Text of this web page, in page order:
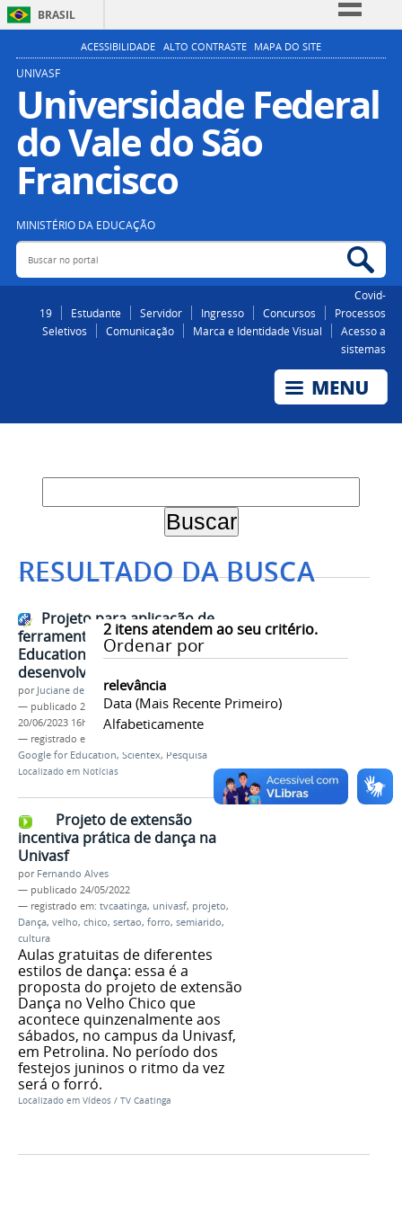
BRASIL
Simplifique!
Participe
Acesso à informação
Legislação
ACESSIBILIDADE ALTO CONTRASTE MAPA DO SITE
UNIVASF
Universidade Federal
do Vale do São
Francisco
MINISTÉRIO DA EDUCAÇÃO
Buscar no portal
Covid-
19
Estudante Servidor Ingresso Concursos
Processos
Seletivos
Comunicação Marca e Identidade Visual
Acesso a
sistemas
RESULTADO DA BUSCA
2itens atendem ao seu critério.
Ordenar por
relevância
Data (mais Recente Primeiro)
Alfabeticamente
Projeto para aplicação de
ferramentas do Google for
Education está em
desenvolvimento na Univasf
por Juciane de Jesus Aleixo
— publicado 20/06/2023 —última modificação
20/06/2023 16h05
— registrado em:
Google for Education, Scientex, Pesquisa
Localizado em Notícias
Projeto de extensão
incentiva prática de dança na
Univasf
por Fernando Alves
— publicado 24/05/2022
— registrado em: tvcaatinga, univasf, projeto,
Dança, velho, chico, sertao, forro, semiarido,
cultura
Aulas gratuitas de diferentes
estilos de dança: essa é a
proposta do projeto de extensão
Dança no Velho Chico que
acontece quinzenalmente aos
sábados, no campus da Univasf,
em Petrolina. No período dos
festejos juninos o ritmo da vez
será o forró.
Localizado em Vídeos / TV Caatinga